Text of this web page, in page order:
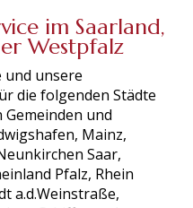
im Saarland,
Westpfalz
und unsere
die folgenden Städte
und
Mainz,
Saar,
Pfalz, Rhein
a.d.Weinstraße,